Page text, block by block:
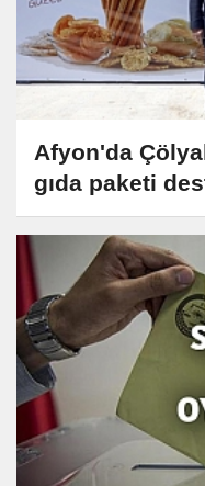
Afyon'da
gıda paketi